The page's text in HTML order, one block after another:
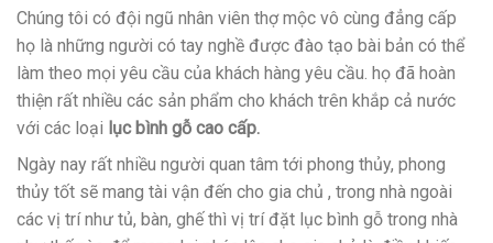
Chúng tôi có đội ngũ nhân viên thợ mộc vô cùng đẳng cấp
họ là những người có tay nghề được đào tạo bài bản có thể
làm theo mọi yêu cầu của khách hàng yêu cầu. họ đã hoàn
thiện rất nhiều các sản phẩm cho khách trên khắp cả nước
với các loại lục bình gỗ cao cấp.
Ngày nay rất nhiều người quan tâm tới phong thủy, phong
thủy tốt sẽ mang tài vận đến cho gia chủ , trong nhà ngoài
các vị trí như tủ, bàn, ghế thì vị trí đặt lục bình gỗ trong nhà